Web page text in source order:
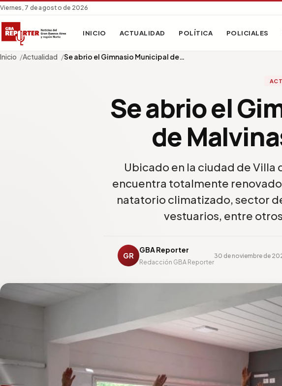
Viernes, 7 de agosto de 2026
INICIO ACTUALIDAD POLÍTICA POLICIALES
Inicio Actualidad Se abrio el Gimnasio Municipal de…
Se abrio el
de
Ubicado en la ciudad de Villa
encuentra totalmente
natatorio climatizado, sector
vestuarios, entre
GR
GBA Reporter
Redacción GBA Reporter
30 de noviembre de